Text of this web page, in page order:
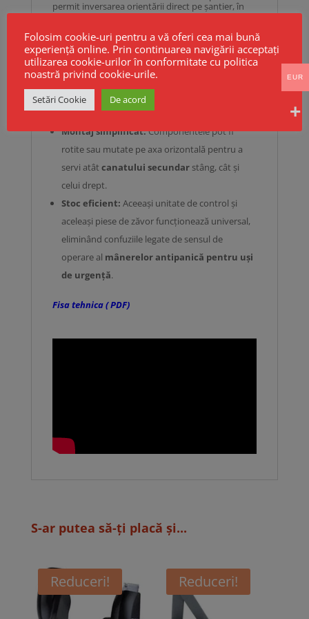
permit inversarea orientării direct pe șantier, în
timpul montajului.
Avantajele unui sistem reversibil:
Flexibilitate totală:Se adaptează oricărei
configurații de pe teren, fiind ideal pentru
proiecte unde detaliile tehnice ale ușilor pot
varia.
Montaj simplificat:Componentele pot fi
rotite sau mutate pe axa orizontală pentru a
servi atât canatului secundarstâng, cât și
celui drept.
Stoc eficient: Aceeași unitate de control și
aceleași piese de zăvor funcționează universal,
eliminând confuziile legate de sensul de
operare al mânerelor antipanică pentru uși
de urgență.
Fisa tehnica ( PDF)
S-ar putea să-ți placă și...
Reduceri! Reduceri!
Folosim cookie-uri pentru a vă oferi cea mai bună
experiență online. Prin continuarea navigării acceptați
utilizarea cookie-urilor în conformitate cu politica
noastră privind cookie-urile.
Setări Cookie De acord
EUR